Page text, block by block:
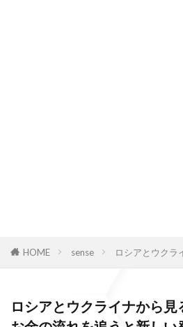
HOME sense ロシアとウクラ
ロシアとウクライナから見